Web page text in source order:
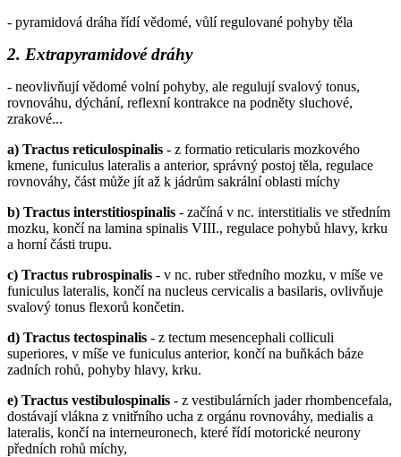
- pyramidová dráha řídí vědomé, vůlí regulované pohyby těla
2. Extrapyramidové dráhy
- neovlivňují vědomé volní pohyby, ale regulují svalový tonus,
rovnováhu, dýchání, reflexní kontrakce na podněty sluchové,
zrakové...
a) Tractus reticulospinalis - z formatio reticularis mozkového
kmene, funiculus lateralis a anterior, správný postoj těla, regulace
rovnováhy, část může jít až k jádrům sakrální oblasti míchy
b) Tractus interstitiospinalis - začíná v nc. interstitialis ve středním
mozku, končí na lamina spinalis VIII., regulace pohybů hlavy, krku
a horní části trupu.
c) Tractus rubrospinalis - v nc. ruber středního mozku, v míše ve
funiculus lateralis, končí na nucleus cervicalis a basilaris, ovlivňuje
svalový tonus flexorů končetin.
d) Tractus tectospinalis - z tectum mesencephali colliculi
superiores, v míše ve funiculus anterior, končí na buňkách báze
zadních rohů, pohyby hlavy, krku.
e) Tractus vestibulospinalis - z vestibulárních jader rhombencefala,
dostávají vlákna z vnitřního ucha z orgánu rovnováhy, medialis a
lateralis, končí na interneuronech, které řídí motorické neurony
předních rohů míchy,